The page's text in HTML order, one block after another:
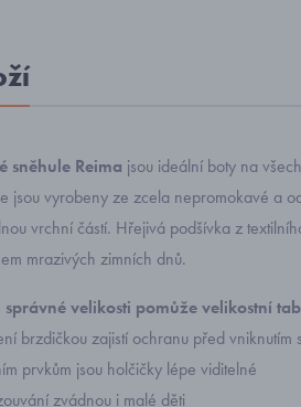
sněhule Reima jsou ideální boty na
jsou vyrobeny ze zcela nepromokavé a
vrchní částí. Hřejivá podšívka z
mrazivých zimních dnů.
správné velikosti pomůže velikostní
brzdičkou zajistí ochranu před vniknutím
prvkům jsou holčičky lépe viditelné
zvádnou i malé děti